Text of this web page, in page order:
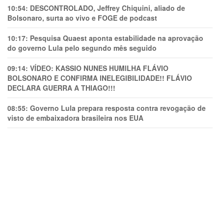
10:54: DESCONTROLADO, Jeffrey Chiquini, aliado de
Bolsonaro, surta ao vivo e FOGE de podcast
10:17: Pesquisa Quaest aponta estabilidade na aprovação
do governo Lula pelo segundo mês seguido
09:14: VÍDEO: KASSIO NUNES HUMlLHA FLÁVIO
BOLSONARO E CONFIRMA INELEGIBILIDADE!! FLÁVIO
DECLARA GUERRA A THIAGO!!!
08:55: Governo Lula prepara resposta contra revogação de
visto de embaixadora brasileira nos EUA